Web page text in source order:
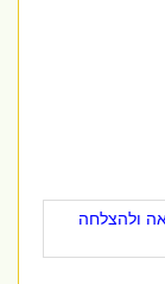
ולהצלחה